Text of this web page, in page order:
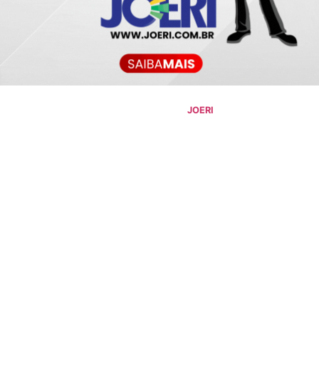
JOERI